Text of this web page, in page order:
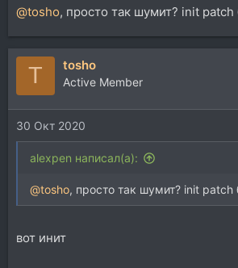
@tosho, просто так шумит? init patch
T tosho
Active Member
30 Окт 2020
alexpen написал(а):
@tosho, просто так шумит? init patch
вот инит